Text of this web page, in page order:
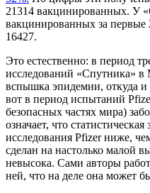
21314 вакцинированных. У
вакцинированных за первые
16427.
Это естественно: в период
исследований «Спутника»
вспышка эпидемии, откуда
вот в период испытаний
безопасных частях мира)
означает, что
исследования Pfizer ниже,
сделан на настолько малой
невысока. Сами авторы
ней, что на деле она может